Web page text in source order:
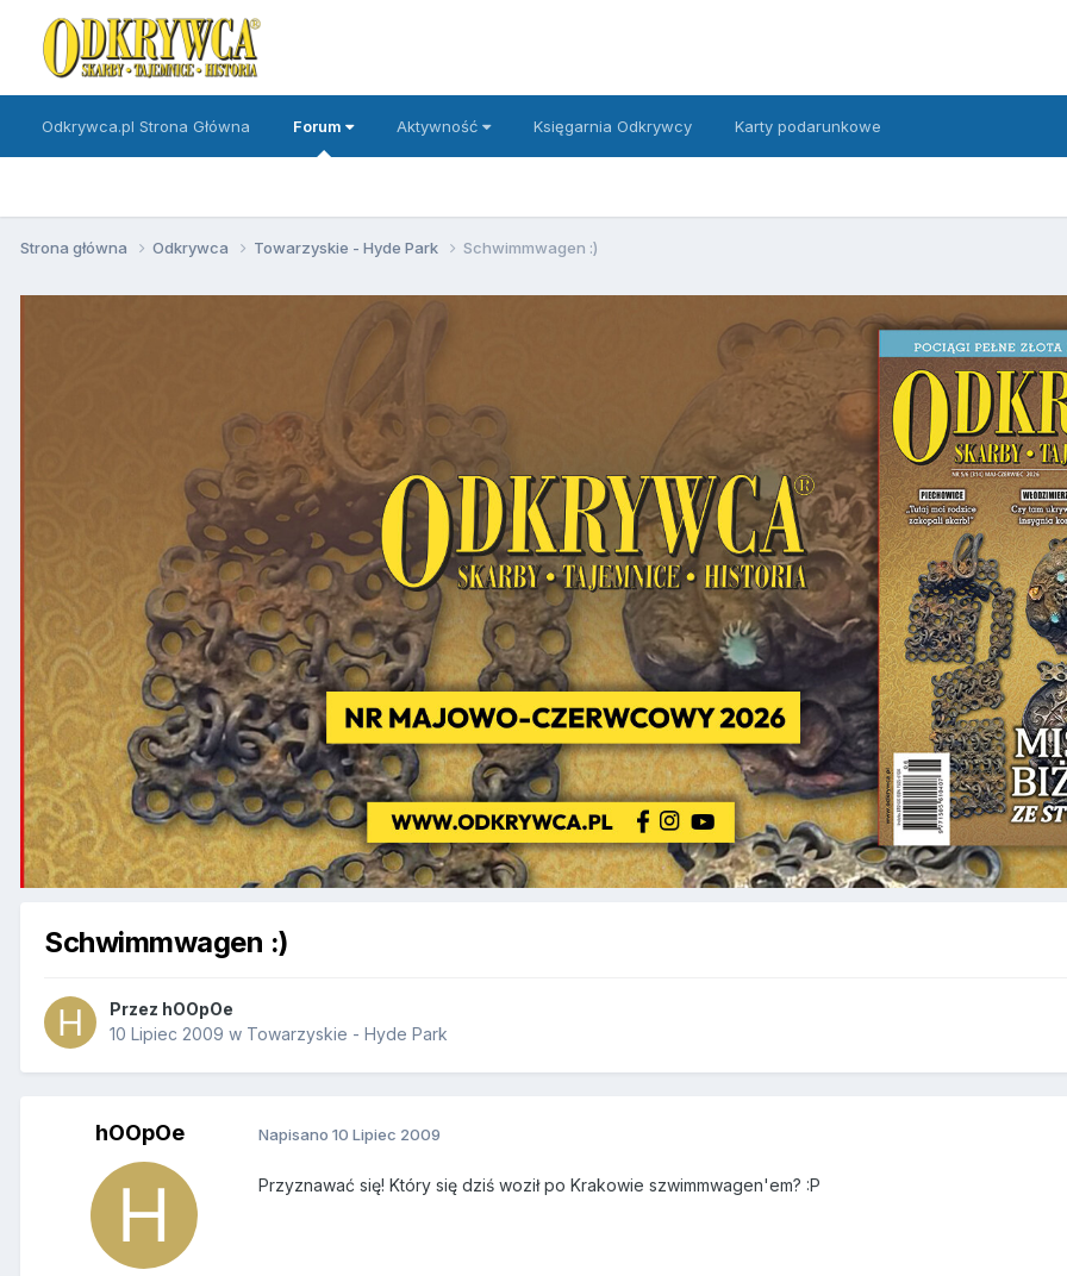
Odkrywca.pl Strona Główna Forum Aktywność Księgarnia Odkrywcy Karty podarunkowe
Strona główna Odkrywca Towarzyskie - Hyde Park Schwimmwagen :)
Schwimmwagen :)
Przez hOOpOe
10 Lipiec 2009 w Towarzyskie - Hyde Park
hOOpOe Napisano 10 Lipiec 2009
Przyznawać się! Który się dziś woził po Krakowie szwimmwagen'em? :P